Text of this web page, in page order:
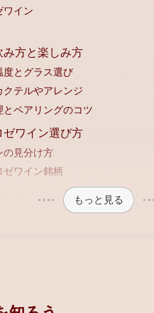
ワイン
み方と楽しみ方
度とグラス選び
クテルやアレンジ
とペアリングのコツ
ワイン選び方
の見分け方
ゼワイン銘柄
もっと見る